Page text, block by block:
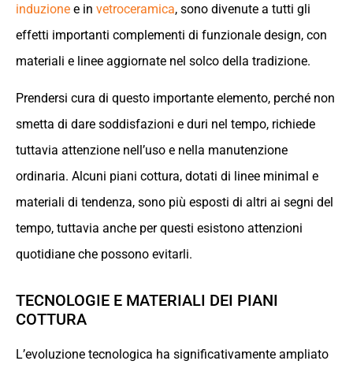
induzione e in vetroceramica, sono divenute a tutti gli
effetti importanti complementi di funzionale design, con
materiali e linee aggiornate nel solco della tradizione.
Prendersi cura di questo importante elemento, perché non
smetta di dare soddisfazioni e duri nel tempo, richiede
tuttavia attenzione nell’uso e nella manutenzione
ordinaria. Alcuni piani cottura, dotati di linee minimal e
materiali di tendenza, sono più esposti di altri ai segni del
tempo, tuttavia anche per questi esistono attenzioni
quotidiane che possono evitarli.
TECNOLOGIE E MATERIALI DEI PIANI
COTTURA
L’evoluzione tecnologica ha significativamente ampliato